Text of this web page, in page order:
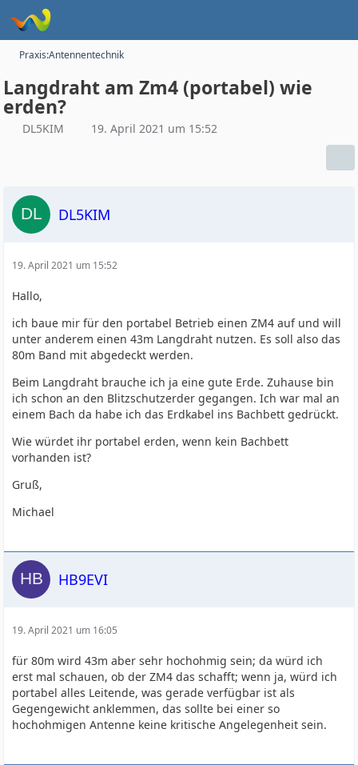
Praxis:Antennentechnik
Langdraht am Zm4 (portabel) wie
erden?
DL5KIM 19. April 2021 um 15:52
DL5KIM
19. April 2021 um 15:52
Hallo,
ich baue mir für den portabel Betrieb einen ZM4 auf und will
unter anderem einen 43m Langdraht nutzen. Es soll also das
80m Band mit abgedeckt werden.
Beim Langdraht brauche ich ja eine gute Erde. Zuhause bin
ich schon an den Blitzschutzerder gegangen. Ich war mal an
einem Bach da habe ich das Erdkabel ins Bachbett gedrückt.
Wie würdet ihr portabel erden, wenn kein Bachbett
vorhanden ist?
Gruß,
Michael
HB9EVI
19. April 2021 um 16:05
für 80m wird 43m aber sehr hochohmig sein; da würd ich
erst mal schauen, ob der ZM4 das schafft; wenn ja, würd ich
portabel alles Leitende, was gerade verfügbar ist als
Gegengewicht anklemmen, das sollte bei einer so
hochohmigen Antenne keine kritische Angelegenheit sein.